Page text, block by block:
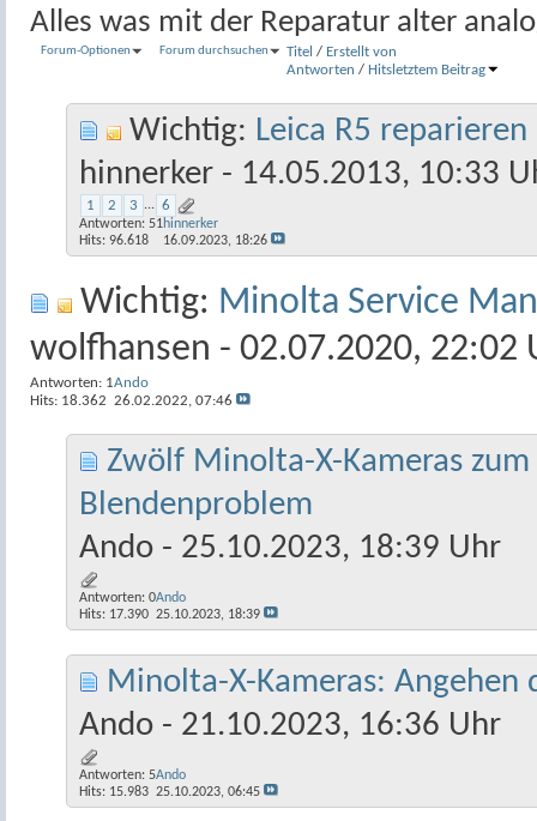
Alles was mit der Reparatur alter
Forum-Optionen Forum durchsuchen Titel / Erstellt von
Antworten / Hits letztem Beitrag
Wichtig: Leica R5 reparieren
hinnerker - 14.05.2013, 10:33
1 2 3 ... 6
Antworten: 51
Hits: 96.618
hinnerker
16.09.2023, 18:26
Wichtig: Minolta Service
wolfhansen - 02.07.2020, 22:02
Antworten: 1
Hits: 18.362
Ando
26.02.2022, 07:46
Zwölf Minolta-X-Kameras
Blendenproblem
Ando - 25.10.2023, 18:39 Uhr
Antworten: 0
Hits: 17.390
Ando
25.10.2023, 18:39
Minolta-X-Kameras:
Ando - 21.10.2023, 16:36 Uhr
Antworten: 5
Hits: 15.983
Ando
25.10.2023, 06:45